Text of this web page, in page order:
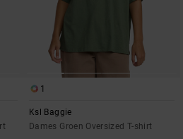
1
Ksl Baggie
Dames Groen Oversized T-shirt